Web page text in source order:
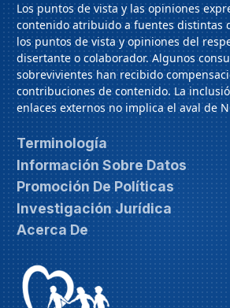
Los puntos de vista y las opiniones
contenido atribuido a fuentes distintas
los puntos de vista y opiniones del
disertante o colaborador. Algunos
sobrevivientes han recibido
contribuciones de contenido. La
enlaces externos no implica el aval de
Terminología
Información Sobre Datos
Promoción De Políticas
Investigación Jurídica
Acerca De